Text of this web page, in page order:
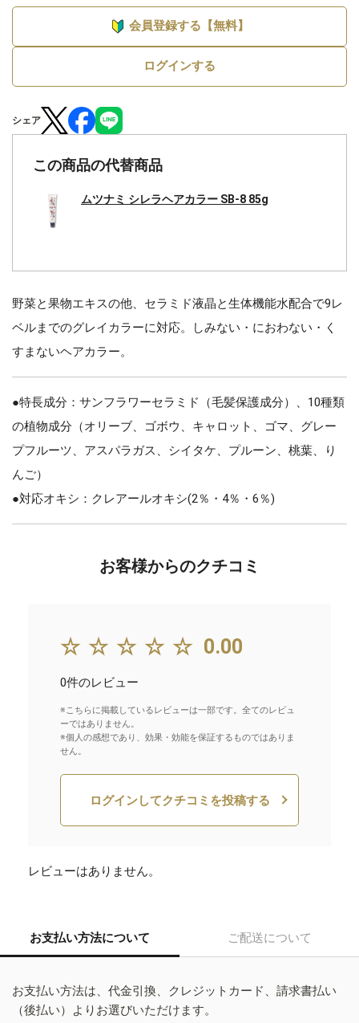
会員登録する【無料】
ログインする
シェア
この商品の代替商品
ムツナミ シレラヘアカラー SB-8 85g
野菜と果物エキスの他、セラミド液晶と生体機能水配合で9レ
ベルまでのグレイカラーに対応。しみない・におわない・く
すまないヘアカラー。
●特長成分：サンフラワーセラミド（毛髪保護成分）、10種類
の植物成分（オリーブ、ゴボウ、キャロット、ゴマ、グレー
プフルーツ、アスパラガス、シイタケ、プルーン、桃葉、り
んご）
●対応オキシ：クレアールオキシ(2％・4％・6％)
お客様からのクチコミ
☆☆☆☆☆ 0.00
0件のレビュー
※こちらに掲載しているレビューは一部です。全てのレビュ
ーではありません。
※個人の感想であり、効果・効能を保証するものではありま
せん。
ログインしてクチコミを投稿する
レビューはありません。
お支払い方法について ご配送について
お支払い方法は、代金引換、クレジットカード、請求書払い
（後払い）よりお選びいただけます。